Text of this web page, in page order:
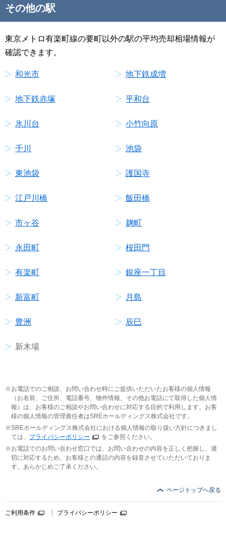
その他の駅
東京メトロ有楽町線の要町以外の駅の平均売却相場情報が
確認できます。
和光市 地下鉄成増
地下鉄赤塚 平和台
氷川台 小竹向原
千川 池袋
東池袋 護国寺
江戸川橋 飯田橋
市ヶ谷 麹町
永田町 桜田門
有楽町 銀座一丁目
新富町 月島
豊洲 辰巳
新木場
お電話でのご相談、お問い合わせ時にご提供いただいたお客様の個人情報
（お名前、ご住所、電話番号、物件情報、その他お電話にて取得した個人情
報）は、お客様のご相談やお問い合わせに対応する目的で利用します。お客
様の個人情報の管理責任者はSREホールディングス株式会社です。
SREホールディングス株式会社における個人情報の取り扱い方針につきまし
ては、 プライバシーポリシー
をご参照ください。
お電話でのお問い合わせ窓口では、お問い合わせの内容を正しく把握し、適
切に対応するため、お客様との通話の内容を録音させていただいておりま
す。あらかじめご了承ください。
ページトップへ戻る
ご利用条件 プライバシーポリシー